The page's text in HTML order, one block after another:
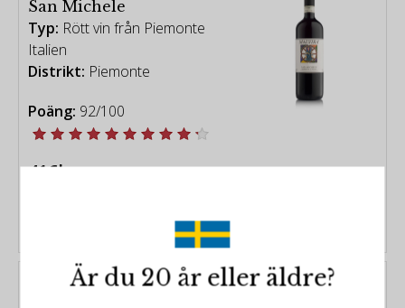
San Michele
Typ: Rött vin från Piemonte
Italien
Distrikt: Piemonte
Poäng: 92/100
416kr
Silvio GrassoÄr du 20 år eller äldre?